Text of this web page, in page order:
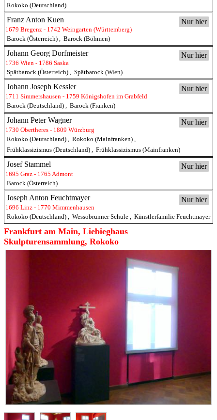
Rokoko (Deutschland)
Nur hier
Franz Anton Kuen
1679 Bregenz - 1742 Weingarten (Württemberg)
Barock (Österreich)
Barock (Böhmen)
Nur hier
Johann Georg Dorfmeister
1736 Wien - 1786 Saska
Spätbarock (Österreich)
Spätbarock (Wien)
Nur hier
Johann Joseph Kessler
1711 Simmershausen - 1759 Königshofen im Grabfeld
Barock (Deutschland)
Barock (Franken)
Nur hier
Johann Peter Wagner
1730 Obertheres - 1809 Würzburg
Rokoko (Deutschland)
Rokoko (Mainfranken)
Frühklassizismus (Deutschland)
Frühklassizismus (Mainfranken)
Nur hier
Josef Stammel
1695 Graz - 1765 Admont
Barock (Österreich)
Nur hier
Joseph Anton Feuchtmayer
1696 Linz - 1770 Mimmenhausen
Rokoko (Deutschland)
Wessobrunner Schule Künstlerfamilie Feuchtmayer
Frankfurt am Main, Liebieghaus
Skulpturensammlung, Rokoko